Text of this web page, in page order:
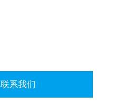
联系我们